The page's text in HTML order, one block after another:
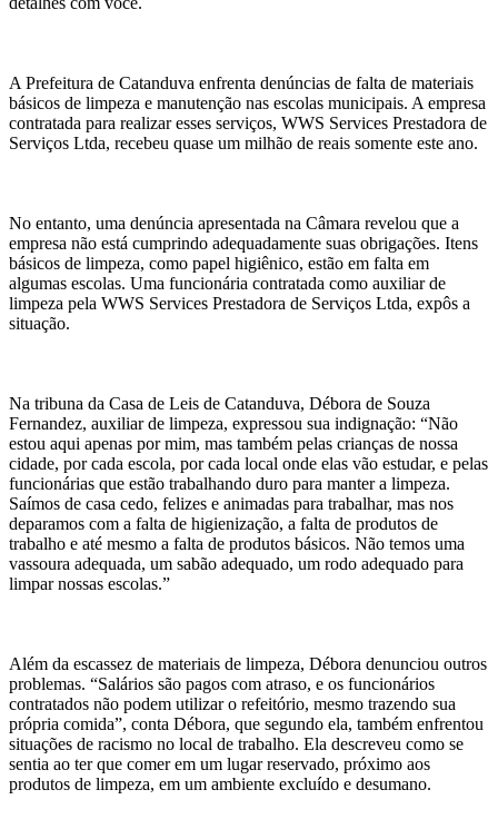
A Prefeitura de Catanduva enfrenta denúncias de falta de materiais
básicos de limpeza e manutenção nas escolas municipais. A empresa
contratada para realizar esses serviços, WWS Services Prestadora de
Serviços Ltda, recebeu quase um milhão de reais somente este ano.
No entanto, uma denúncia apresentada na Câmara revelou que a
empresa não está cumprindo adequadamente suas obrigações. Itens
básicos de limpeza, como papel higiênico, estão em falta em
algumas escolas. Uma funcionária contratada como auxiliar de
limpeza pela WWS Services Prestadora de Serviços Ltda, expôs a
situação.
Na tribuna da Casa de Leis de Catanduva, Débora de Souza
Fernandez, auxiliar de limpeza, expressou sua indignação: “Não
estou aqui apenas por mim, mas também pelas crianças de nossa
cidade, por cada escola, por cada local onde elas vão estudar, e pelas
funcionárias que estão trabalhando duro para manter a limpeza.
Saímos de casa cedo, felizes e animadas para trabalhar, mas nos
deparamos com a falta de higienização, a falta de produtos de
trabalho e até mesmo a falta de produtos básicos. Não temos uma
vassoura adequada, um sabão adequado, um rodo adequado para
limpar nossas escolas.”
Além da escassez de materiais de limpeza, Débora denunciou outros
problemas. “Salários são pagos com atraso, e os funcionários
contratados não podem utilizar o refeitório, mesmo trazendo sua
própria comida”, conta Débora, que segundo ela, também enfrentou
situações de racismo no local de trabalho. Ela descreveu como se
sentia ao ter que comer em um lugar reservado, próximo aos
produtos de limpeza, em um ambiente excluído e desumano.